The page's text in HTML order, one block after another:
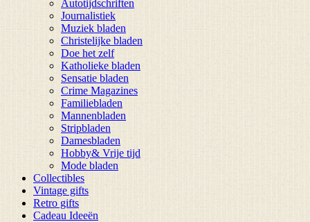
Autotijdschriften
Journalistiek
Muziek bladen
Christelijke bladen
Doe het zelf
Katholieke bladen
Sensatie bladen
Crime Magazines
Familiebladen
Mannenbladen
Stripbladen
Damesbladen
Hobby& Vrije tijd
Mode bladen
Collectibles
Vintage gifts
Retro gifts
Cadeau Ideeën